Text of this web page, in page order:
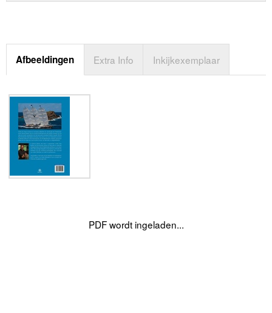
Afbeeldingen Extra Info Inkijkexemplaar
PDF wordt ingeladen...